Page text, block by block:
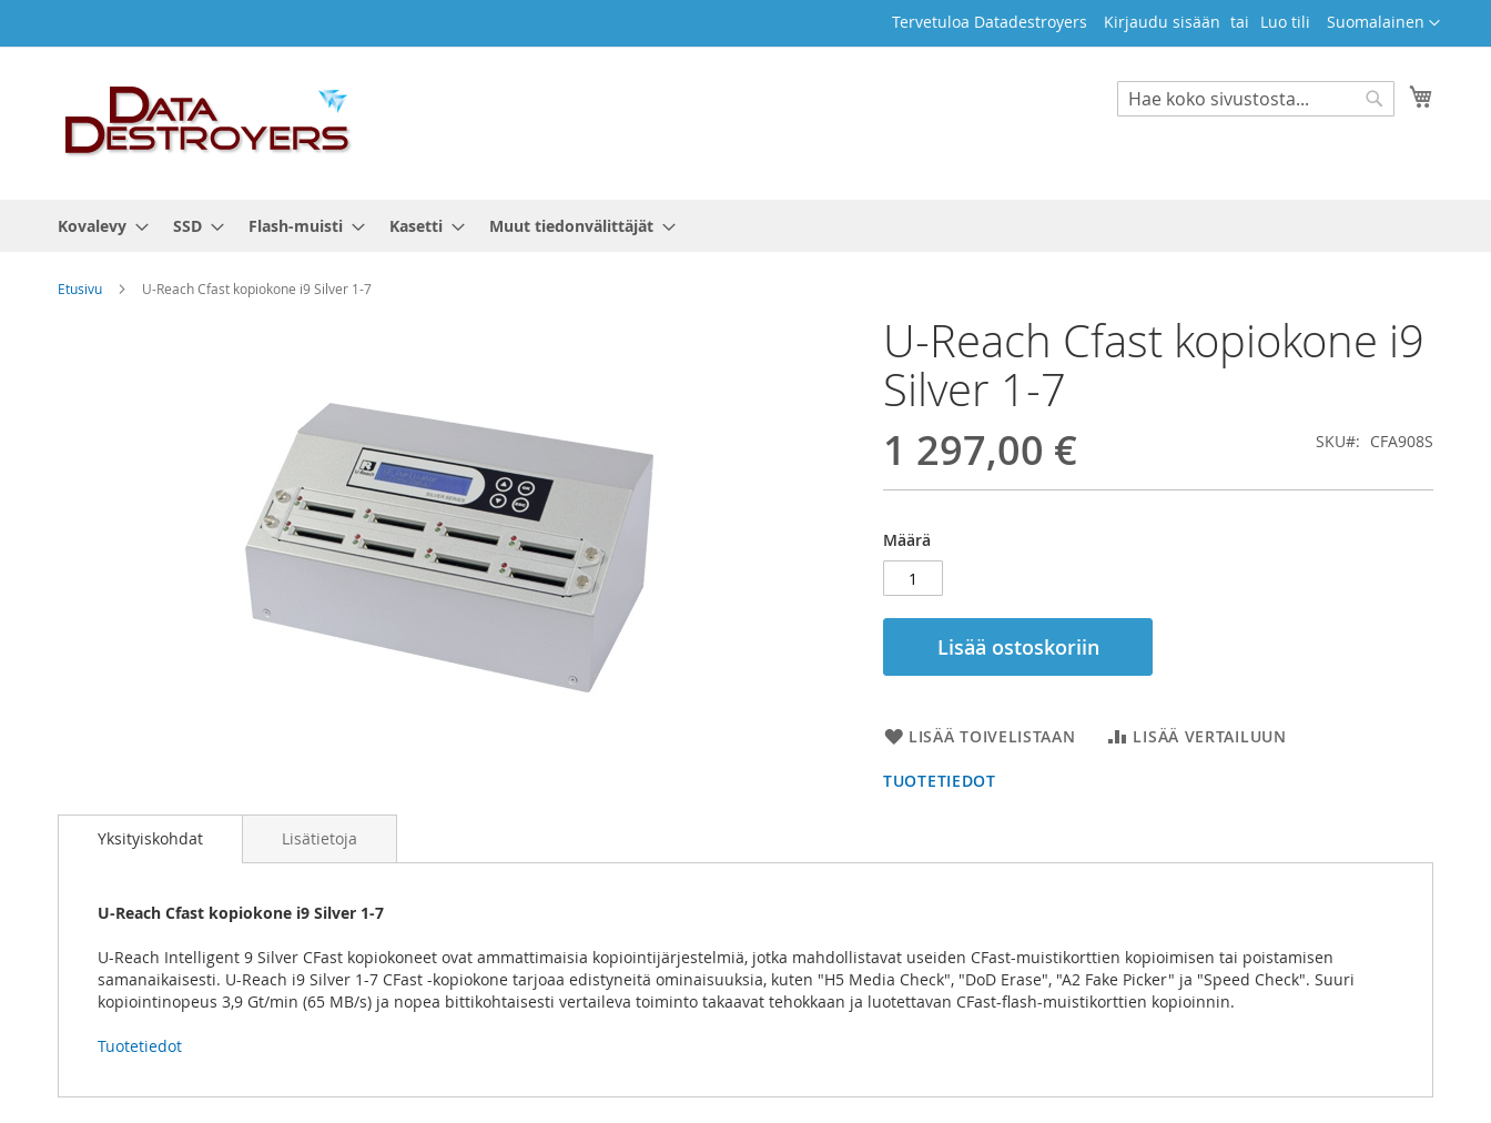
to
Kieli
Suomalainen
Tervetuloa Datadestroyers Kirjaudu sisään Luo tili
Search
Kovalevy SSD Flash-muisti Kasetti Muut tiedonvälittäjät
Etusivu U-Reach Cfast kopiokone i9 Silver 1-7
U-Reach Cfast kopiokone i9
Silver 1-7
1 297,00 € SKU CFA908S
Määrä
Lisää ostoskoriin
LISÄÄ TOIVELISTAAN LISÄÄ VERTAILUUN
TUOTETIEDOT
to
images
gallery
Yksityiskohdat
U-Reach Cfast kopiokone i9 Silver 1-7
U-Reach Intelligent 9 Silver CFast kopiokoneet ovat ammattimaisia kopiointijärjestelmiä, jotka mahdollistavat useiden CFast-muistikorttien kopioimisen tai poistamisen
samanaikaisesti. U-Reach i9 Silver 1-7 CFast -kopiokone tarjoaa edistyneitä ominaisuuksia, kuten "H5 Media Check", "DoD Erase", "A2 Fake Picker" ja "Speed Check". Suuri
kopiointinopeus 3,9 Gt/min (65 MB/s) ja nopea bittikohtaisesti vertaileva toiminto takaavat tehokkaan ja luotettavan CFast-flash-muistikorttien kopioinnin.
Tuotetiedot
Lisätietoja